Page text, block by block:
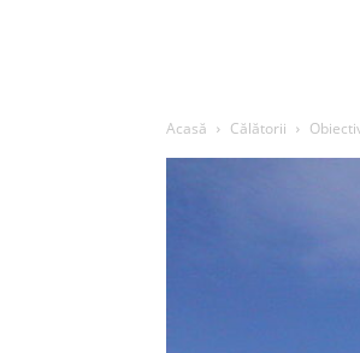
Acasă Călătorii